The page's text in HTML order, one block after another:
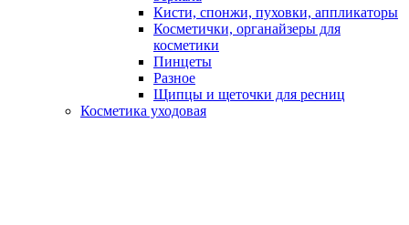
Кисти, спонжи, пуховки, аппликаторы
Косметички, органайзеры для
косметики
Пинцеты
Разное
Щипцы и щеточки для ресниц
Косметика уходовая